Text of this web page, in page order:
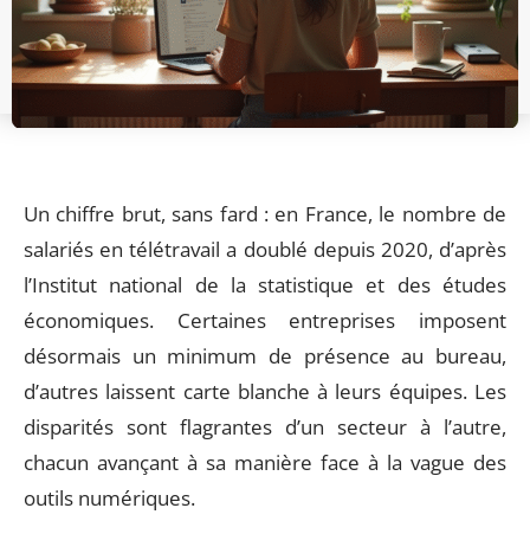
Un chiffre brut, sans fard : en France, le nombre de
salariés en télétravail a doublé depuis 2020, d’après
l’Institut national de la statistique et des études
économiques. Certaines entreprises imposent
désormais un minimum de présence au bureau,
d’autres laissent carte blanche à leurs équipes. Les
disparités sont flagrantes d’un secteur à l’autre,
chacun avançant à sa manière face à la vague des
outils numériques.